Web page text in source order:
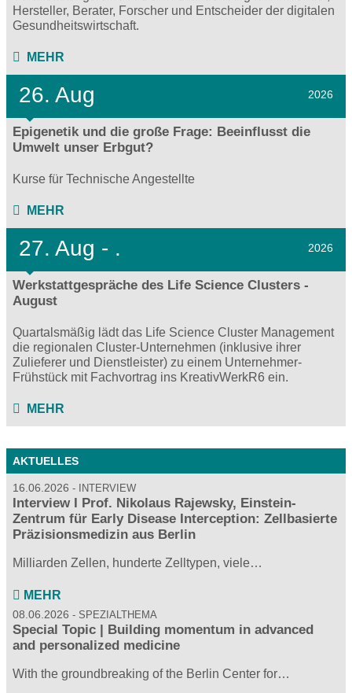
Hersteller, Berater, Forscher und Entscheider der digitalen
Gesundheitswirtschaft.
MEHR
26. Aug 2026
Epigenetik und die große Frage: Beeinflusst die
Umwelt unser Erbgut?
Kurse für Technische Angestellte
MEHR
27. Aug - . 2026
Werkstattgespräche des Life Science Clusters -
August
Quartalsmäßig lädt das Life Science Cluster Management
die regionalen Cluster-Unternehmen (inklusive ihrer
Zulieferer und Dienstleister) zu einem Unternehmer-
Frühstück mit Fachvortrag ins KreativWerkR6 ein.
MEHR
AKTUELLES
16.06.2026 INTERVIEW
Interview I Prof. Nikolaus Rajewsky, Einstein-
Zentrum für Early Disease Interception: Zellbasierte
Präzisionsmedizin aus Berlin
Milliarden Zellen, hunderte Zelltypen, viele…
MEHR
08.06.2026 SPEZIALTHEMA
Special Topic | Building momentum in advanced
and personalized medicine
With the groundbreaking of the Berlin Center for…